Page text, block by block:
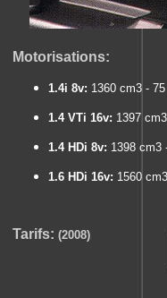
Motorisations:
1.4i 8v: 1360 cm3 -
1.4 VTi 16v: 1397
1.4 HDi 8v: 1398 cm3
1.6 HDi 16v: 1560
Tarifs: (2008)